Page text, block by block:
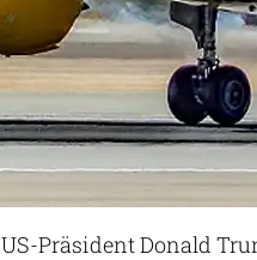
US-Präsident Donald